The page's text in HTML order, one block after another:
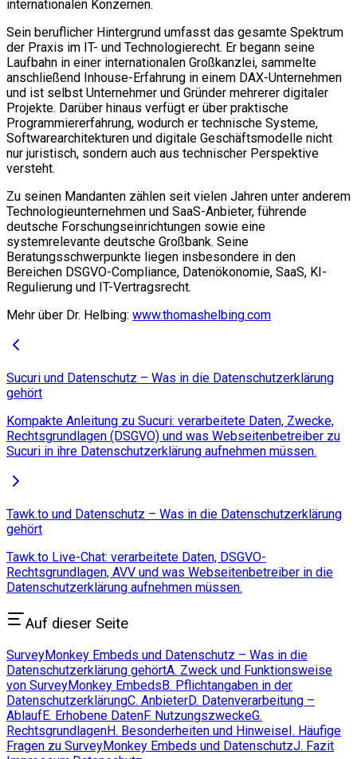
internationalen Konzernen.
Sein beruflicher Hintergrund umfasst das gesamte Spektrum
der Praxis im IT- und Technologierecht. Er begann seine
Laufbahn in einer internationalen Großkanzlei, sammelte
anschließend Inhouse-Erfahrung in einem DAX-Unternehmen
und ist selbst Unternehmer und Gründer mehrerer digitaler
Projekte. Darüber hinaus verfügt er über praktische
Programmiererfahrung, wodurch er technische Systeme,
Softwarearchitekturen und digitale Geschäftsmodelle nicht
nur juristisch, sondern auch aus technischer Perspektive
versteht.
Zu seinen Mandanten zählen seit vielen Jahren unter anderem
Technologieunternehmen und SaaS-Anbieter, führende
deutsche Forschungseinrichtungen sowie eine
systemrelevante deutsche Großbank. Seine
Beratungsschwerpunkte liegen insbesondere in den
Bereichen DSGVO-Compliance, Datenökonomie, SaaS, KI-
Regulierung und IT-Vertragsrecht.
Mehr über Dr. Helbing: www.thomashelbing.com
Sucuri und Datenschutz – Was in die Datenschutzerklärung
gehört
Kompakte Anleitung zu Sucuri: verarbeitete Daten, Zwecke,
Rechtsgrundlagen (DSGVO) und was Webseitenbetreiber zu
Sucuri in ihre Datenschutzerklärung aufnehmen müssen.
Tawk.to und Datenschutz – Was in die Datenschutzerklärung
gehört
Tawk.to Live-Chat: verarbeitete Daten, DSGVO-
Rechtsgrundlagen, AVV und was Webseitenbetreiber in die
Datenschutzerklärung aufnehmen müssen.
Auf dieser Seite
SurveyMonkey Embeds und Datenschutz – Was in die
Datenschutzerklärung gehörtA. Zweck und Funktionsweise
von SurveyMonkey EmbedsB. Pflichtangaben in der
DatenschutzerklärungC. AnbieterD. Datenverarbeitung –
AblaufE. Erhobene DatenF. NutzungszweckeG.
RechtsgrundlagenH. Besonderheiten und HinweiseI. Häufige
Fragen zu SurveyMonkey Embeds und DatenschutzJ. Fazit